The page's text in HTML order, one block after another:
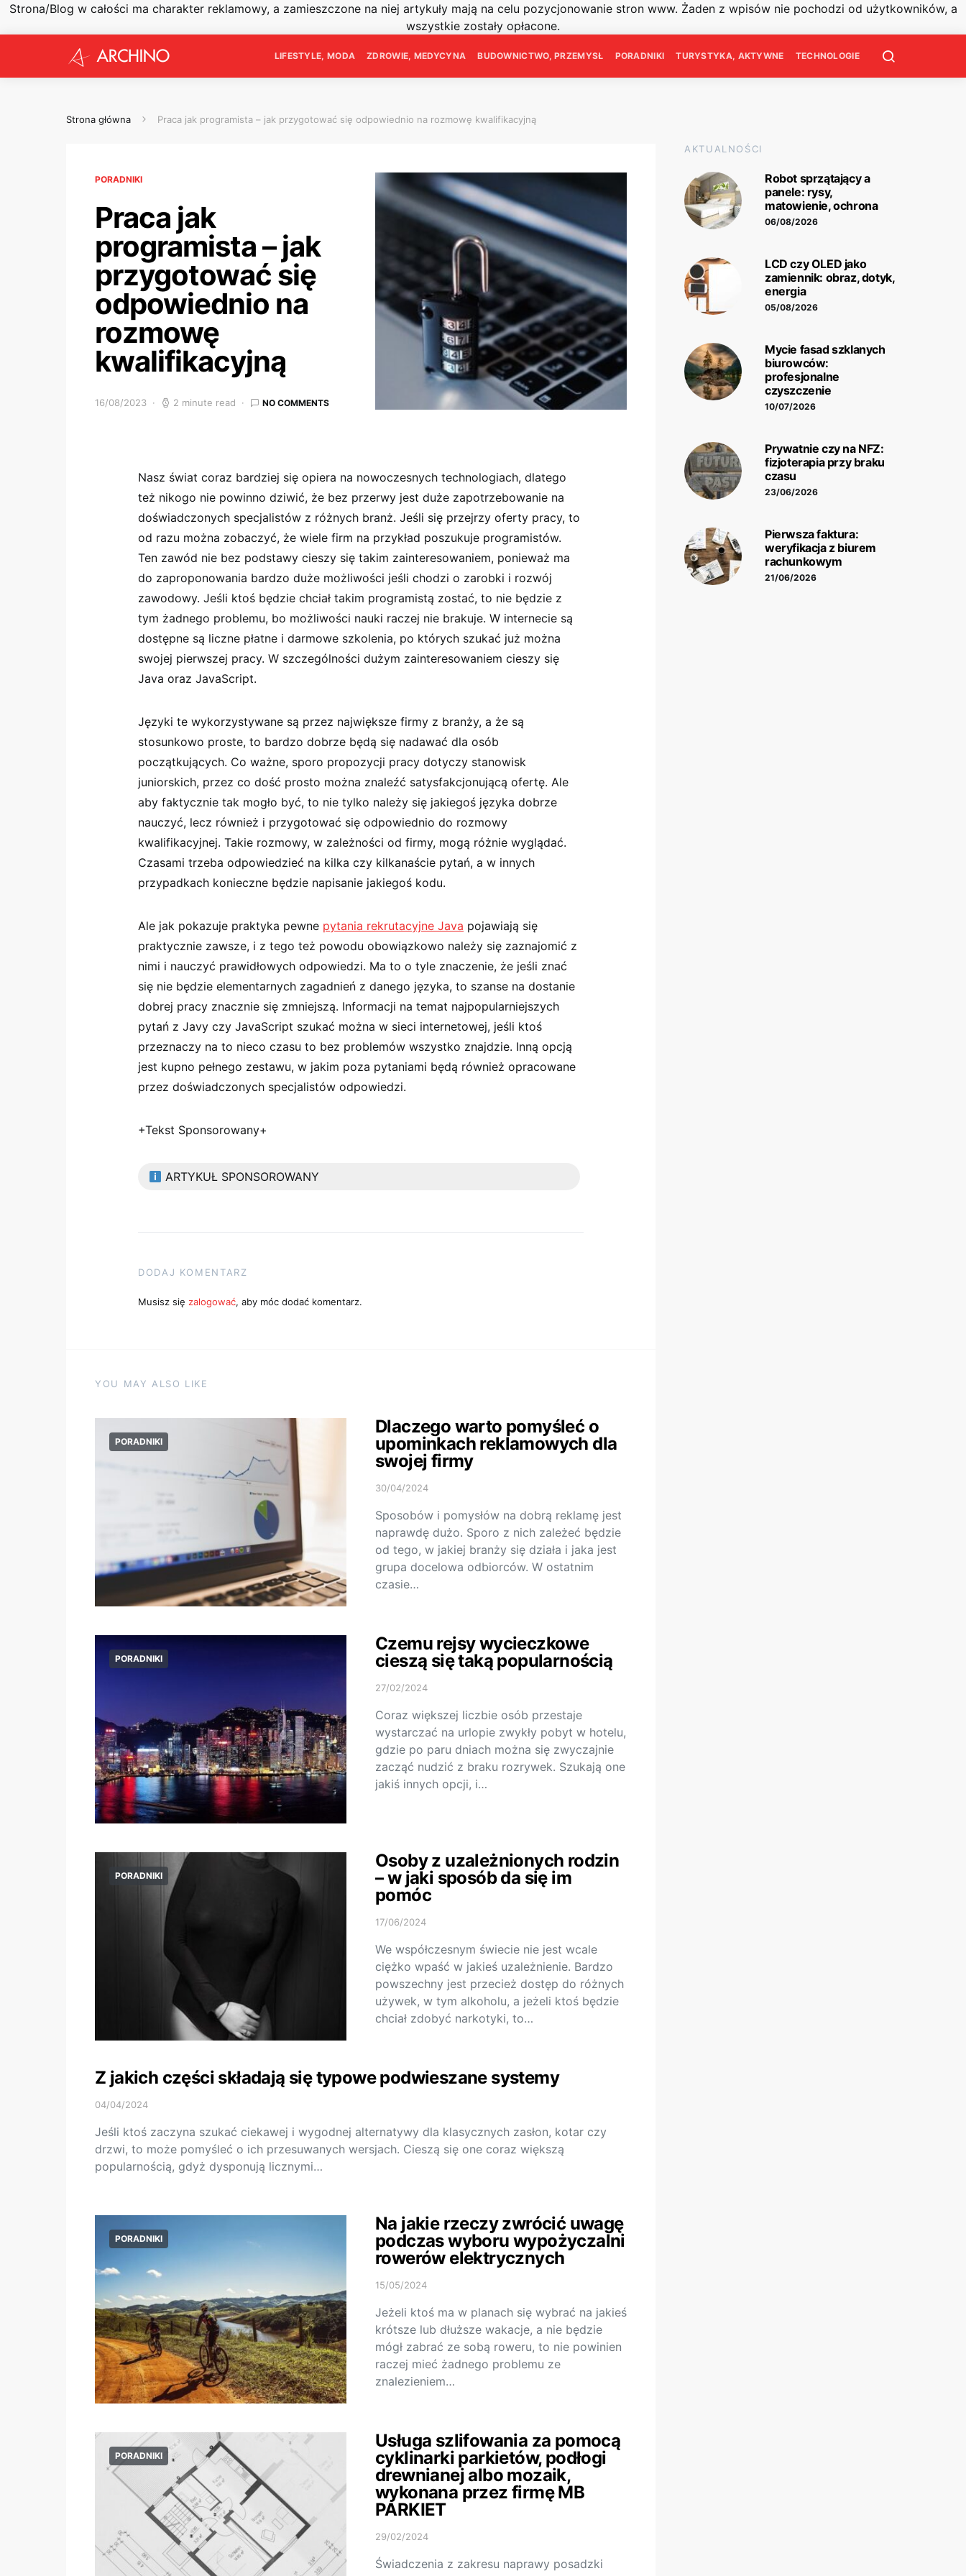
Strona/Blog w całości ma charakter reklamowy, a zamieszczone na niej artykuły mają na celu pozycjonowanie stron www. Żaden z wpisów nie pochodzi od użytkowników, a
wszystkie zostały opłacone.
LIFESTYLE, MODA ZDROWIE, MEDYCYNA BUDOWNICTWO, PRZEMYSŁ PORADNIKI TURYSTYKA, AKTYWNE TECHNOLOGIE
Strona główna Praca jak programista – jak przygotować się odpowiednio na rozmowę kwalifikacyjną
PORADNIKI
Praca jak
programista – jak
przygotować się
odpowiednio na
rozmowę
kwalifikacyjną
16/08/2023 2 minute read NO COMMENTS
Nasz świat coraz bardziej się opiera na nowoczesnych technologiach, dlatego
też nikogo nie powinno dziwić, że bez przerwy jest duże zapotrzebowanie na
doświadczonych specjalistów z różnych branż. Jeśli się przejrzy oferty pracy, to
od razu można zobaczyć, że wiele firm na przykład poszukuje programistów.
Ten zawód nie bez podstawy cieszy się takim zainteresowaniem, ponieważ ma
do zaproponowania bardzo duże możliwości jeśli chodzi o zarobki i rozwój
zawodowy. Jeśli ktoś będzie chciał takim programistą zostać, to nie będzie z
tym żadnego problemu, bo możliwości nauki raczej nie brakuje. W internecie są
dostępne są liczne płatne i darmowe szkolenia, po których szukać już można
swojej pierwszej pracy. W szczególności dużym zainteresowaniem cieszy się
Java oraz JavaScript.
Języki te wykorzystywane są przez największe firmy z branży, a że są
stosunkowo proste, to bardzo dobrze będą się nadawać dla osób
początkujących. Co ważne, sporo propozycji pracy dotyczy stanowisk
juniorskich, przez co dość prosto można znaleźć satysfakcjonującą ofertę. Ale
aby faktycznie tak mogło być, to nie tylko należy się jakiegoś języka dobrze
nauczyć, lecz również i przygotować się odpowiednio do rozmowy
kwalifikacyjnej. Takie rozmowy, w zależności od firmy, mogą różnie wyglądać.
Czasami trzeba odpowiedzieć na kilka czy kilkanaście pytań, a w innych
przypadkach konieczne będzie napisanie jakiegoś kodu.
Ale jak pokazuje praktyka pewne pytania rekrutacyjne Java pojawiają się
praktycznie zawsze, i z tego też powodu obowiązkowo należy się zaznajomić z
nimi i nauczyć prawidłowych odpowiedzi. Ma to o tyle znaczenie, że jeśli znać
się nie będzie elementarnych zagadnień z danego języka, to szanse na dostanie
dobrej pracy znacznie się zmniejszą. Informacji na temat najpopularniejszych
pytań z Javy czy JavaScript szukać można w sieci internetowej, jeśli ktoś
przeznaczy na to nieco czasu to bez problemów wszystko znajdzie. Inną opcją
jest kupno pełnego zestawu, w jakim poza pytaniami będą również opracowane
przez doświadczonych specjalistów odpowiedzi.
+Tekst Sponsorowany+
ARTYKUŁ SPONSOROWANY
DODAJ KOMENTARZ
Musisz się zalogować, aby móc dodać komentarz.
YOU MAY ALSO LIKE
PORADNIKI
Dlaczego warto pomyśleć o
upominkach reklamowych dla
swojej firmy
30/04/2024
Sposobów i pomysłów na dobrą reklamę jest
naprawdę dużo. Sporo z nich zależeć będzie
od tego, w jakiej branży się działa i jaka jest
grupa docelowa odbiorców. W ostatnim
czasie…
PORADNIKI
Czemu rejsy wycieczkowe
cieszą się taką popularnością
27/02/2024
Coraz większej liczbie osób przestaje
wystarczać na urlopie zwykły pobyt w hotelu,
gdzie po paru dniach można się zwyczajnie
zacząć nudzić z braku rozrywek. Szukają one
jakiś innych opcji, i…
PORADNIKI
Osoby z uzależnionych rodzin
– w jaki sposób da się im
pomóc
17/06/2024
We współczesnym świecie nie jest wcale
ciężko wpaść w jakieś uzależnienie. Bardzo
powszechny jest przecież dostęp do różnych
używek, w tym alkoholu, a jeżeli ktoś będzie
chciał zdobyć narkotyki, to…
Z jakich części składają się typowe podwieszane systemy
04/04/2024
Jeśli ktoś zaczyna szukać ciekawej i wygodnej alternatywy dla klasycznych zasłon, kotar czy
drzwi, to może pomyśleć o ich przesuwanych wersjach. Cieszą się one coraz większą
popularnością, gdyż dysponują licznymi…
PORADNIKI
Na jakie rzeczy zwrócić uwagę
podczas wyboru wypożyczalni
rowerów elektrycznych
15/05/2024
Jeżeli ktoś ma w planach się wybrać na jakieś
krótsze lub dłuższe wakacje, a nie będzie
mógł zabrać ze sobą roweru, to nie powinien
raczej mieć żadnego problemu ze
znalezieniem…
PORADNIKI
Usługa szlifowania za pomocą
cyklinarki parkietów, podłogi
drewnianej albo mozaik,
wykonana przez firmę MB
PARKIET
29/02/2024
Świadczenia z zakresu naprawy posadzki
AKTUALNOŚCI
Robot sprzątający a
panele: rysy,
matowienie, ochrona
06/08/2026
LCD czy OLED jako
zamiennik: obraz, dotyk,
energia
05/08/2026
Mycie fasad szklanych
biurowców:
profesjonalne
czyszczenie
10/07/2026
Prywatnie czy na NFZ:
fizjoterapia przy braku
czasu
23/06/2026
Pierwsza faktura:
weryfikacja z biurem
rachunkowym
21/06/2026